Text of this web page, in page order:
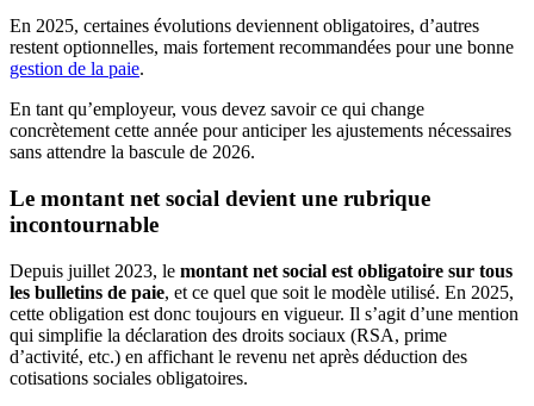
En 2025, certaines évolutions deviennent obligatoires, d’autres
restent optionnelles, mais fortement recommandées pour une bonne
gestion de la paie.
En tant qu’employeur, vous devez savoir ce qui change
concrètement cette année pour anticiper les ajustements nécessaires
sans attendre la bascule de 2026.
Le montant net social devient une rubrique
incontournable
Depuis juillet 2023, le montant net social est obligatoire sur tous
les bulletins de paie, et ce quel que soit le modèle utilisé. En 2025,
cette obligation est donc toujours en vigueur. Il s’agit d’une mention
qui simplifie la déclaration des droits sociaux (RSA, prime
d’activité, etc.) en affichant le revenu net après déduction des
cotisations sociales obligatoires.